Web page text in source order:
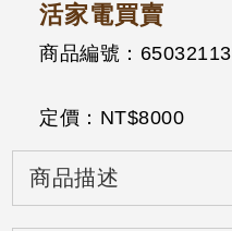
活家電買賣
商品編號：65032113
定價：NT$8000
商品描述